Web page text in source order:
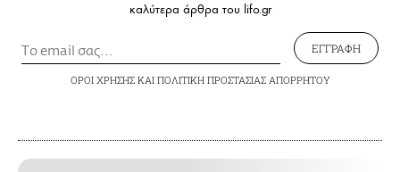
καλύτερα άρθρα του lifo.gr
ΕΓΓΡΑΦΗ
ΟΡΟΙ ΧΡΗΣΗΣΚΑΙ ΠΟΛΙΤΙΚΗ ΠΡΟΣΤΑΣΙΑΣ ΑΠΟΡΡΗΤΟΥ